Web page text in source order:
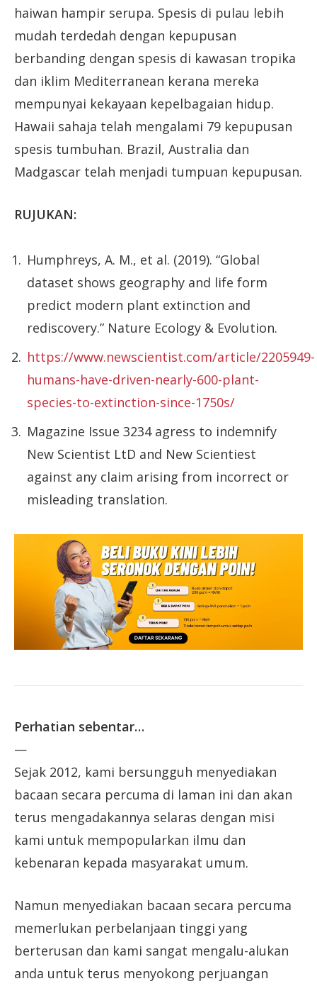
haiwan hampir serupa. Spesis di pulau lebih
mudah terdedah dengan kepupusan
berbanding dengan spesis di kawasan tropika
dan iklim Mediterranean kerana mereka
mempunyai kekayaan kepelbagaian hidup.
Hawaii sahaja telah mengalami 79 kepupusan
spesis tumbuhan. Brazil, Australia dan
Madgascar telah menjadi tumpuan kepupusan.
RUJUKAN:
Humphreys, A. M., et al. (2019). “Global
dataset shows geography and life form
predict modern plant extinction and
rediscovery.” Nature Ecology & Evolution.
https://www.newscientist.com/article/2205949-
humans-have-driven-nearly-600-plant-
species-to-extinction-since-1750s/
Magazine Issue 3234 agress to indemnify
New Scientist LtD and New Scientiest
against any claim arising from incorrect or
misleading translation.
Perhatian sebentar…
—
Sejak 2012, kami bersungguh menyediakan
bacaan secara percuma di laman ini dan akan
terus mengadakannya selaras dengan misi
kami untuk mempopularkan ilmu dan
kebenaran kepada masyarakat umum.
Namun menyediakan bacaan secara percuma
memerlukan perbelanjaan tinggi yang
berterusan dan kami sangat mengalu-alukan
anda untuk terus menyokong perjuangan